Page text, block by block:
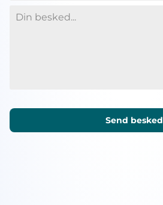
Send besked